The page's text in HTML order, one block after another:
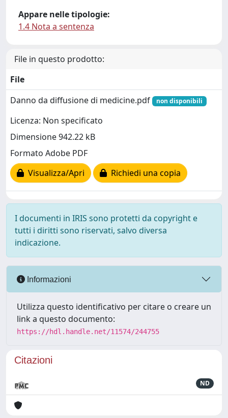
Appare nelle tipologie:
1.4 Nota a sentenza
File in questo prodotto:
File
Danno da diffusione di medicine.pdf
non disponibili
Licenza: Non specificato
Dimensione 942.22 kB
Formato Adobe PDF
Visualizza/Apri
Richiedi una copia
I documenti in IRIS sono protetti da copyright e
tutti i diritti sono riservati, salvo diversa
indicazione.
Informazioni
Utilizza questo identificativo per citare o creare un
link a questo documento:
https://hdl.handle.net/11574/244755
Citazioni
ND